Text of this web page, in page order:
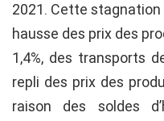
2021. Cette stagnation
hausse des prix des
1,4%, des transports
repli des prix des
raison des soldes